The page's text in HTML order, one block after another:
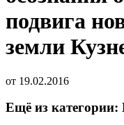
подвига
земли
от 19.02.2016
Ещё из категории: